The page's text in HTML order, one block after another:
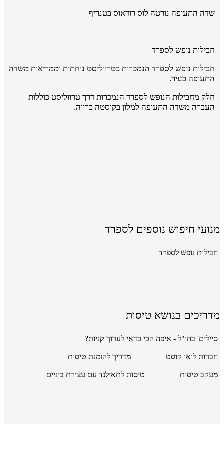
שדה התעופה נורטה לוס רודאוס בטנריף
חבילות נופש לספרד
חבילות נופש לספרד הנמכרות בטרווליסט נוחתות וממריאות משדה
התעופה בעיר.
חלק מחבילות הנופש לספרד הנמכרות דרך טרווליסט כוללות
העברה משדה התעופה למלון בקוסטה ברווה.
מנועי חיפוש נוספים לספרד
חבילות נופש לספרד
מדריכים בנושא טיסות
סיילים' בחו"ל - איפה הכי כדאי לערוך קניות?
חברות לואו קוסט מדריך להזמנת טיסות
מעקב טיסות טיסות לתאילנד עם עצירת ביניים